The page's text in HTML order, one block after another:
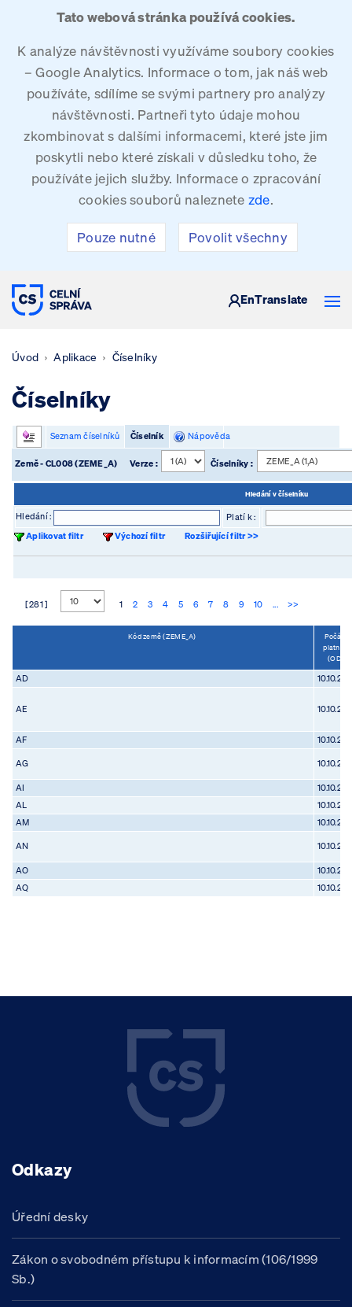
Tato webová stránka používá cookies.
K analýze návštěvnosti využíváme soubory cookies
– Google Analytics. Informace o tom, jak náš web
používáte, sdílíme se svými partnery pro analýzy
návštěvnosti. Partneři tyto údaje mohou
zkombinovat s dalšími informacemi, které jste jim
poskytli nebo které získali v důsledku toho, že
používáte jejich služby. Informace o zpracování
cookies souborů naleznete zde.
Pouze nutné Povolit všechny
CELNÍ SPRÁVA ČESKÉ REPUBLIKY
EnTranslate
Úvod Aplikace Číselníky
Číselníky
Seznam číselníků Číselník Nápověda
Země - CL008 (ZEME_A) Verze : Číselníky :
Hledání v číselníku
Hledání :
Platí k :
Aplikovat filtr
Výchozí filtr Rozšiřující filtr >>
[ 281 ] 1 2 3 4 5 6 7 8 9 10 ... >>
Kód země (ZEME_A)
Počátek
platnosti
(OD)
AD
AE
AF
AG
AI
AL
AM
AN
AO
AQ
Odkazy
Úřední desky
Zákon o svobodném přístupu k informacím (106/1999
Sb.)